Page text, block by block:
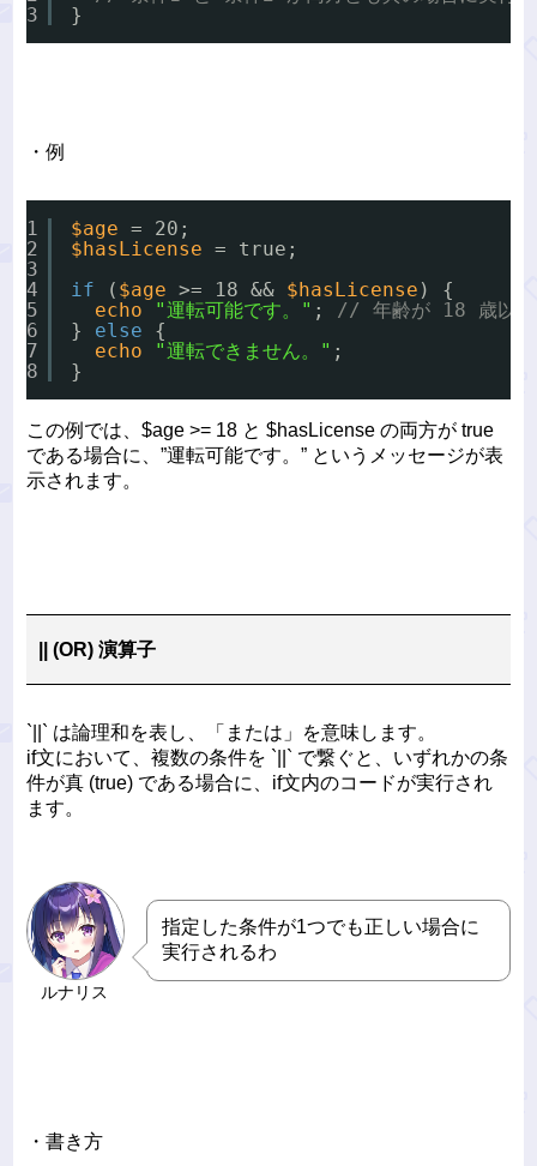
3
}
・例
1
2
3
4
5
6
7
8
$age = 20;
$hasLicense = true;
if
( $age >= 18 && $hasLicense ) {
echo
"運転可能です。" ; // 年齢が 18 歳以上
} else
{
echo
"運転できません。" ;
}
この例では、$age >= 18 と $hasLicense の両方が true
である場合に、”運転可能です。” というメッセージが表
示されます。
|| (OR) 演算子
`||` は論理和を表し、「または」を意味します。
if文において、複数の条件を `||` で繋ぐと、いずれかの条
件が真 (true) である場合に、if文内のコードが実行され
ます。
ルナリス
指定した条件が1つでも正しい場合に
実行されるわ
・書き方